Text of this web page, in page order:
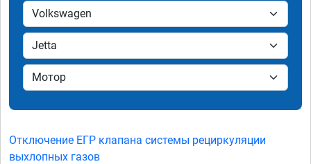
Отключение ЕГР клапана системы рециркуляции
выхлопных газов